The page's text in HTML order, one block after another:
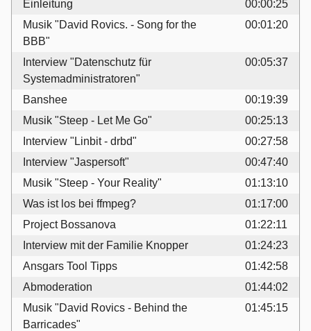
Einleitung
00:00:25
Musik "David Rovics. - Song for the
BBB"
00:01:20
Interview "Datenschutz für
Systemadministratoren"
00:05:37
Banshee
00:19:39
Musik "Steep - Let Me Go"
00:25:13
Interview "Linbit - drbd"
00:27:58
Interview "Jaspersoft"
00:47:40
Musik "Steep - Your Reality"
01:13:10
Was ist los bei ffmpeg?
01:17:00
Project Bossanova
01:22:11
Interview mit der Familie Knopper
01:24:23
Ansgars Tool Tipps
01:42:58
Abmoderation
01:44:02
Musik "David Rovics - Behind the
Barricades"
01:45:15